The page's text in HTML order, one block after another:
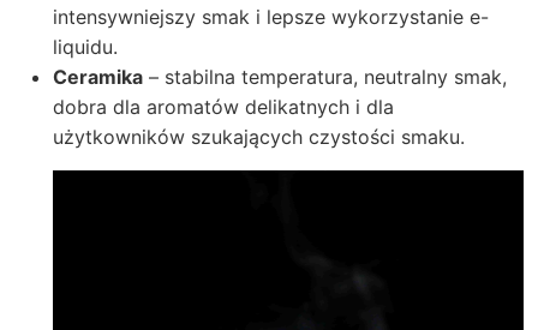
intensywniejszy smak i lepsze wykorzystanie e-
liquidu.
Ceramika – stabilna temperatura, neutralny smak,
dobra dla aromatów delikatnych i dla
użytkowników szukających czystości smaku.